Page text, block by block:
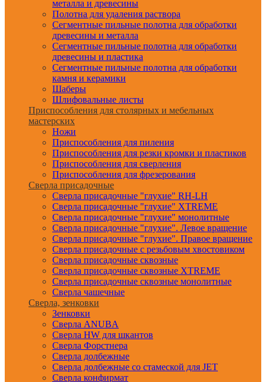
металла и древесины
Полотна для удаления раствора
Сегментные пильные полотна для обработки
древесины и металла
Сегментные пильные полотна для обработки
древесины и пластика
Сегментные пильные полотна для обработки
камня и керамики
Шаберы
Шлифовальные листы
Приспособления для столярных и мебельных
мастерских
Ножи
Приспособления для пиления
Приспособления для резки кромки и пластиков
Приспособления для сверления
Приспособления для фрезерования
Сверла присадочные
Сверла присадочные "глухие" RH-LH
Сверла присадочные "глухие" XTREME
Сверла присадочные "глухие" монолитные
Сверла присадочные "глухие". Левое вращение
Сверла присадочные "глухие". Правое вращение
Сверла присадочные с резьбовым хвостовиком
Сверла присадочные сквозные
Сверла присадочные сквозные XTREME
Сверла присадочные сквозные монолитные
Сверла чашечные
Сверла, зенковки
Зенковки
Сверла ANUBA
Сверла HW для шкантов
Сверла Форстнера
Сверла долбежные
Сверла долбежные со стамеской для JET
Сверла конфирмат